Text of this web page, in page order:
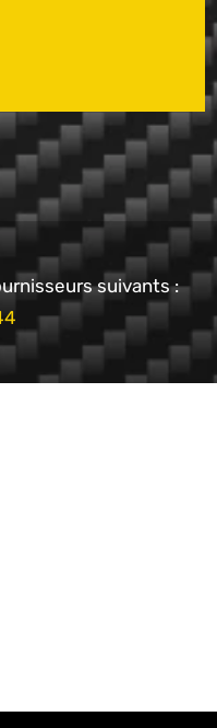
suivants :